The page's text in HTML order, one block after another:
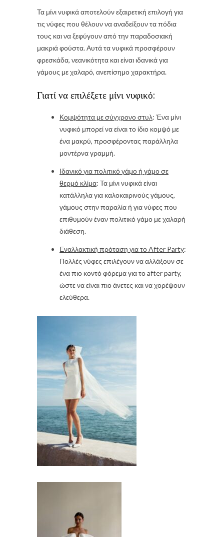
Τα μίνι νυφικά αποτελούν εξαιρετική επιλογή για
τις νύφες που θέλουν να αναδείξουν τα πόδια
τους και να ξεφύγουν από την παραδοσιακή
μακριά φούστα. Αυτά τα νυφικά προσφέρουν
φρεσκάδα, νεανικότητα και είναι ιδανικά για
γάμους με χαλαρό, ανεπίσημο χαρακτήρα.
Γιατί να επιλέξετε μίνι νυφικό:
Κομψότητα με σύγχρονο στυλ: Ένα μίνι
νυφικό μπορεί να είναι το ίδιο κομψό με
ένα μακρύ, προσφέροντας παράλληλα
μοντέρνα γραμμή.
Ιδανικό για πολιτικό γάμο ή γάμο σε
θερμό κλίμα: Τα μίνι νυφικά είναι
κατάλληλα για καλοκαιρινούς γάμους,
γάμους στην παραλία ή για νύφες που
επιθυμούν έναν πολιτικό γάμο με χαλαρή
διάθεση.
Εναλλακτική πρόταση για το After Party:
Πολλές νύφες επιλέγουν να αλλάξουν σε
ένα πιο κοντό φόρεμα για το after party,
ώστε να είναι πιο άνετες και να χορέψουν
ελεύθερα.